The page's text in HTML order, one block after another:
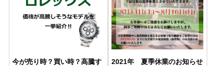
今が売り時？買い時？高騰す
2021年 夏季休業のお知らせ